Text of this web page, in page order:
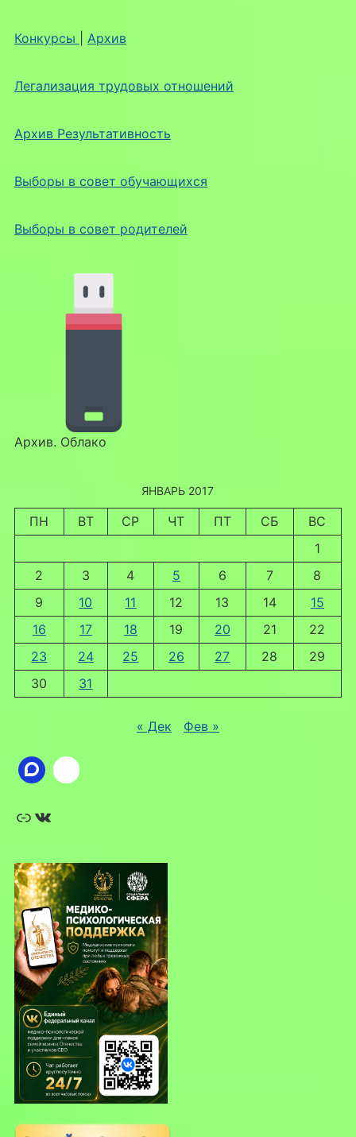
Конкурсы Архив
Легализация трудовых отношений
Архив Результативность
Выборы в совет обучающихся
Выборы в совет родителей
Архив. Облако
ЯНВАРЬ 2017
ПН ВТ СР ЧТ ПТ СБ
ВС
1
2
3 4 5 6 7
8
9
10 11 12 13 14
15
16
17 18 19 20 21
22
23
24 25 26 27 28
29
30
31
« Дек Фев »
Ссылка